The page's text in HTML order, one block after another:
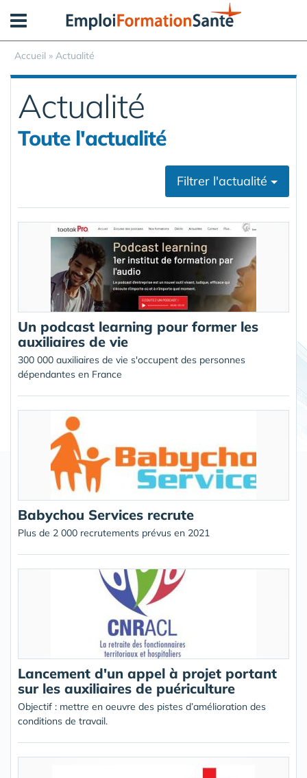
Accueil » Actualité
Actualité
Toute l'actualité
Filtrer l'actualité
Un podcast learning pour former les
auxiliaires de vie
300 000 auxiliaires de vie s'occupent des personnes
dépendantes en France
Babychou Services recrute
Plus de 2 000 recrutements prévus en 2021
Lancement d'un appel à projet portant
sur les auxiliaires de puériculture
Objectif : mettre en oeuvre des pistes d’amélioration des
conditions de travail.